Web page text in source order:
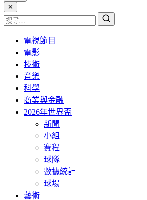
✕
電視節目
電影
技術
音樂
科學
商業與金融
2026年世界盃
新聞
小組
賽程
球隊
數據統計
球場
藝術